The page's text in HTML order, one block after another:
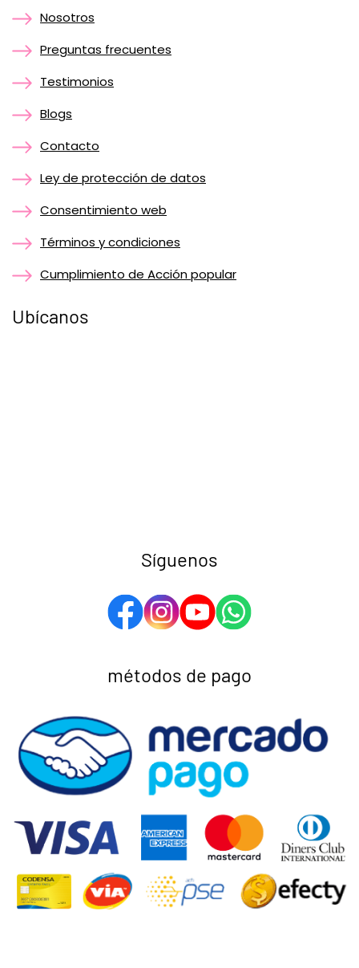
Nosotros
Preguntas frecuentes
Testimonios
Blogs
Contacto
Ley de protección de datos
Consentimiento web
Términos y condiciones
Cumplimiento de Acción popular
Ubícanos
Síguenos
métodos de pago